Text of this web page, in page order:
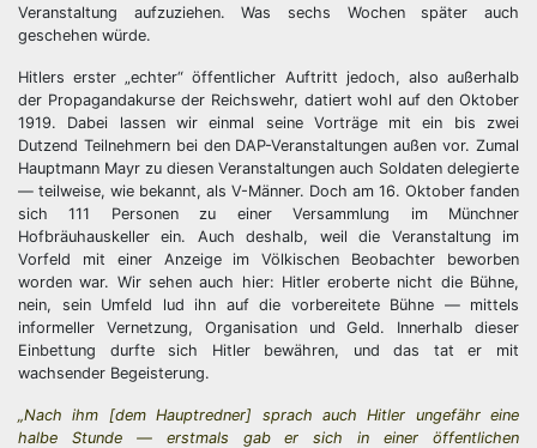
Veranstaltung aufzuziehen. Was sechs Wochen später auch
geschehen würde.
Hitlers erster „echter“ öffentlicher Auftritt jedoch, also außerhalb
der Propagandakurse der Reichswehr, datiert wohl auf den Oktober
1919. Dabei lassen wir einmal seine Vorträge mit ein bis zwei
Dutzend Teilnehmern bei den DAP-Veranstaltungen außen vor. Zumal
Hauptmann Mayr zu diesen Veranstaltungen auch Soldaten delegierte
— teilweise, wie bekannt, als V-Männer. Doch am 16. Oktober fanden
sich 111 Personen zu einer Versammlung im Münchner
Hofbräuhauskeller ein. Auch deshalb, weil die Veranstaltung im
Vorfeld mit einer Anzeige im Völkischen Beobachter beworben
worden war. Wir sehen auch hier: Hitler eroberte nicht die Bühne,
nein, sein Umfeld lud ihn auf die vorbereitete Bühne — mittels
informeller Vernetzung, Organisation und Geld. Innerhalb dieser
Einbettung durfte sich Hitler bewähren, und das tat er mit
wachsender Begeisterung.
„Nach ihm [dem Hauptredner] sprach auch Hitler ungefähr eine
halbe Stunde — erstmals gab er sich in einer öffentlichen